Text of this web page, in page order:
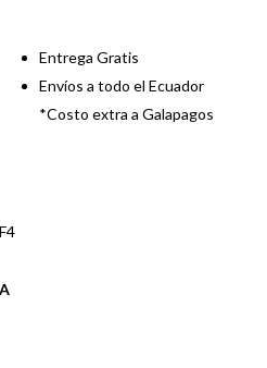
Entrega Gratis
Envíos a todo el Ecuador
*Costo extra a Galapagos